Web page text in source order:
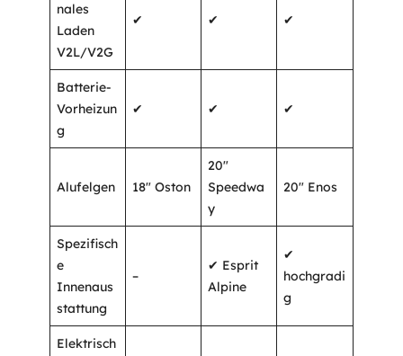
nales
Laden
V2L/V2G
✔ ✔ ✔
Batterie-
Vorheizun
g
✔ ✔ ✔
Alufelgen 18″ Oston
20″
Speedwa
y
20″ Enos
Spezifisch
e
Innenaus
stattung
–
✔ Esprit
Alpine
✔
hochgradi
g
Elektrisch